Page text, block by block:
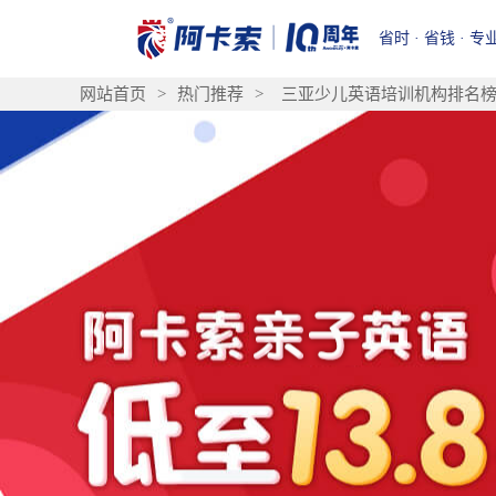
省时 · 省钱 · 专
网站首页 > 热门推荐 > 三亚少儿英语培训机构排名榜